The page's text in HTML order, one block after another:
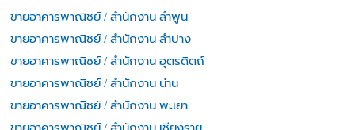
ขายอาคารพาณิชย์ / สำนักงาน ลำพูน
ขายอาคารพาณิชย์ / สำนักงาน ลำปาง
ขายอาคารพาณิชย์ / สำนักงาน อุตรดิตถ์
ขายอาคารพาณิชย์ / สำนักงาน น่าน
ขายอาคารพาณิชย์ / สำนักงาน พะเยา